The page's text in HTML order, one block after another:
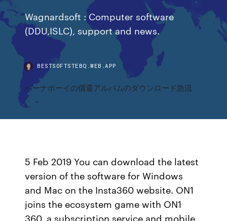
Wagnardsoft : Computer software
(DDU,ISLC), support and news.
BESTSOFTSTEBQ.WEB.APP
バーナボーイの償還アルバムのダウンロード急流
5 Feb 2019 You can download the latest
version of the software for Windows
and Mac on the Insta360 website. ON1
joins the ecosystem game with ON1
360, a subscription service and mobile